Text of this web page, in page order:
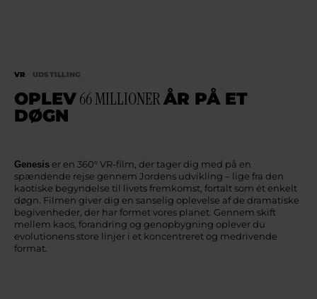
VR UDSTILLING
OPLEV66 MILLIONERÅR PÅ ET
DØGN
Genesis er en 360° VR-film, der tager dig med på en
spændende rejse gennem Jordens udvikling – lige fra den
kaotiske begyndelse til livets fremkomst, fortalt som ét enkelt
døgn. Filmen giver dig en sanselig oplevelse af de dramatiske
begivenheder, der har formet vores planet. Gennem skift
mellem kaos, forandring og genopbygning oplever du
evolutionens store linjer i et koncentreret og medrivende
format.